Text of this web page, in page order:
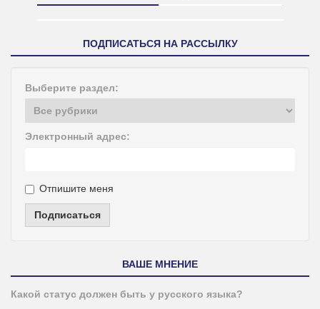
ПОДПИСАТЬСЯ НА РАССЫЛКУ
Выберите раздел:
Электронный адрес:
Отпишите меня
Подписаться
ВАШЕ МНЕНИЕ
Какой статус должен быть у русского языка?